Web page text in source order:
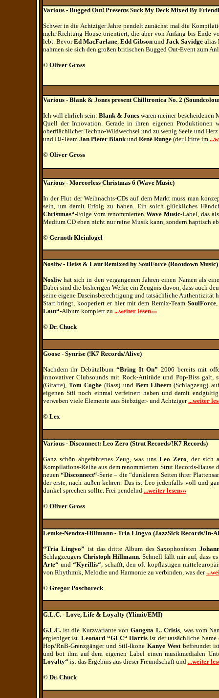
Various - Bugged Out! Presents Suck My Deck Mixed By
Schwer in die Achtziger Jahre pendelt zunächst mal die
mehr Richtung House orientiert, die aber von Anfang bis Ende
lebt. BevorEd MacFarlane,Edd Gibson undJack Savidgealias
nahmen sie sich den großen britischen Bugged Out-Event zum
© Oliver Gross
Various - Blank & Jones present Chilltronica No. 2
Ich will ehrlich sein: Blank & Jones waren meiner bescheidenen
Quell der Innovation. Gerade in ihren eigenen Produktionen
oberflächlicher Techno-Wildwechsel und zu wenig Seele und
und DJ-Team Jan Pieter Blankund René Runge(der Dritte im
© Oliver Gross
Various -Moreorless Christmas 6 (Wave Music)
In der Flut der Weihnachts-CDs auf dem Markt muss man
sein, um damit Erfolg zu haben. Ein solch glückliches
Christmas“-Folge vom renommierten Wave Music-Label, das
Medium CD eben nicht nur reine Musik kann, sondern haptisch
© Gernoth Kleinlogel
Nosliw - Heiss & Laut Remixed by SoulForce (Rootdown Music)
Nosliwhat sich in den vergangenen Jahren einen Namen als
Dabei sind die bisherigen Werke ein Zeugnis davon, dass auch
seine eigene Daseinsberechtigung und tatsächliche Authentizität
Start bringt, kooperiert er hier mit dem Remix-Team SoulForce,
Laut“-Album komplett zu ...weiter lesen›››
© Dr. Chuck
Goose - Synrise (!K7 Records/Alive)
Nachdem ihr Debütalbum“Bring It On” 2006 bereits mit
innovativer Clubsounds mit Rock-Attitüde und Pop-Biss galt,
(Gitarre), Tom Coghe (Bass) und Bert Libeert(Schlagzeug)
eigenen Stil noch einmal verfeinert haben und damit
verweben viele Elemente aus Siebziger- und Achtziger...weiter
© Lex
Various - Disconnect: Leo Zero (Strut Records/!K7 Records)
Ganz schön abgefahrenes Zeug, was uns Leo Zero, der sich
Kompilations-Reihe aus dem renommierten Strut Records-Hause
neuen “Disconnect“-Serie – die “dunkleren Seiten ihrer
der erste, nach außen kehren. Das ist Leo jedenfalls voll und
dunkel sprechen sollte. Frei pendelnd ...weiter lesen›››
© Oliver Gross
Lemke-Nendza-Hillmann - Tria Lingvo (JazzSick Records/In-
“Tria Lingvo” ist das dritte Album des Saxophonisten
Schlagzeugers Christoph Hillmann. Schnell fällt mir auf, dass
Arte“ und“Kyrillis“, schafft, den oft kopflastigen
von Rhythmik, Melodie und Harmonie zu verbinden, was der
© Gregor Poschoreck
G.L.C. - Love, Life & Loyalty (Ylimit/EMI)
G.L.C.ist die Kurzvariante vonGangsta L. Crisis, was vom
ergiebiger ist. Leonard “GLC“ Harris ist der tatsächliche
Hop/RnB-Grenzgänger und Stil-Ikone Kanye Westbefreundet
und bot ihm auf dem eigenen Label einen musikmedialen
Loyalty“ ist das Ergebnis aus dieser Freundschaft und ...weiter
© Dr. Chuck